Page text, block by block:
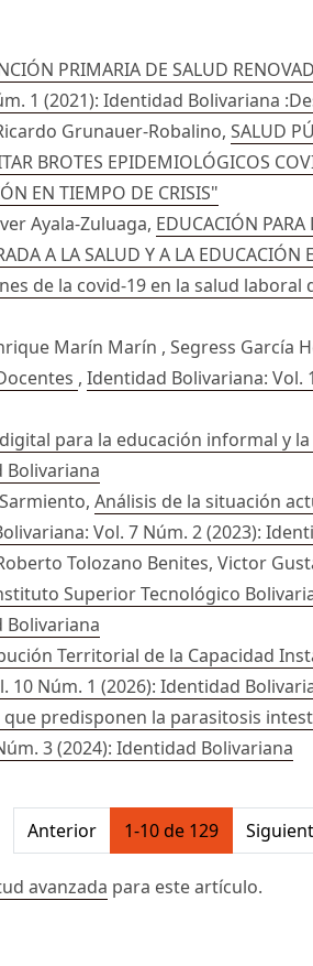
PRIMARIA DE SALUD
1 (2021): Identidad Bolivariana
Grunauer-Robalino,SALUD
BROTES EPIDEMIOLÓGICOS
EN TIEMPO DE CRISIS"
Ayala-Zuluaga, EDUCACIÓN
A LA SALUD Y A LA EDUCACIÓN
de la covid-19 en la salud laboral
Marín Marín , Segress García
,Identidad Bolivariana: Vol.
para la educación informal y
Bolivariana
Sarmiento,Análisis de la situación
Vol. 7 Núm. 2 (2023):
Tolozano Benites, Victor
Superior Tecnológico
Bolivariana
Territorial de la Capacidad
10 Núm. 1 (2026): Identidad
predisponen la parasitosis
3 (2024): Identidad Bolivariana
Anterior 1-10 de 129
avanzada para este artículo.